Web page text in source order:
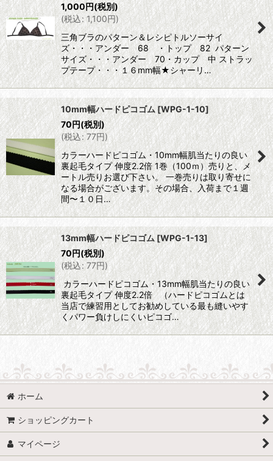
1,000円(税別)
(税込: 1,100円)
三角ブラのパターン＆レシピトルソーサイ
ズ・・・アンダー 68 ・トップ 82 パターン
サイズ・・・アンダー 70・カップ 中 ストラッ
プテープ・・・１６mm幅★シャーリ…
10mm幅ハードピコゴム [WPG-1-10]
70円(税別)
(税込: 77円)
カラーハードピコゴム・10mm幅肌当たりの良い
裏起毛タイプ 伸度2.2倍 1巻（100ｍ）売りと、メ
ートル売りお選び下さい。 一巻売りは取り寄せに
なる場合がございます。その場合、入荷まで１週
間〜１０日…
13mm幅ハードピコゴム [WPG-1-13]
70円(税別)
(税込: 77円)
カラーハードピコゴム・13mm幅肌当たりの良い
裏起毛タイプ 伸度2.2倍 （ハードピコゴムとは
当店で練習用としてお勧めしている最も縫いやす
くパワー負けしにくいピコゴ…
ホーム
ショッピングカート
マイページ